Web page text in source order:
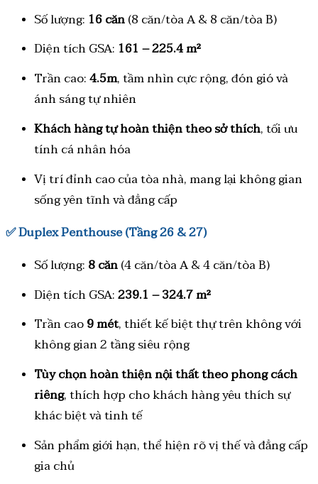
Số lượng: 16 căn(8 căn/tòa A & 8 căn/tòa B)
Diện tích GSA: 161 – 225.4 m²
Trần cao:4.5m, tầm nhìn cực rộng, đón gió và
ánh sáng tự nhiên
Khách hàng tự hoàn thiện theo sở thích, tối ưu
tính cá nhân hóa
Vị trí đỉnh cao của tòa nhà, mang lại không gian
sống yên tĩnh và đẳng cấp
✅Duplex Penthouse (Tầng 26 & 27)
Số lượng: 8 căn(4 căn/tòa A & 4 căn/tòa B)
Diện tích GSA:239.1 – 324.7 m²
Trần cao9 mét, thiết kế biệt thự trên không với
không gian 2 tầng siêu rộng
Tùy chọn hoàn thiện nội thất theo phong cách
riêng, thích hợp cho khách hàng yêu thích sự
khác biệt và tinh tế
Sản phẩm giới hạn, thể hiện rõ vị thế và đẳng cấp
gia chủ